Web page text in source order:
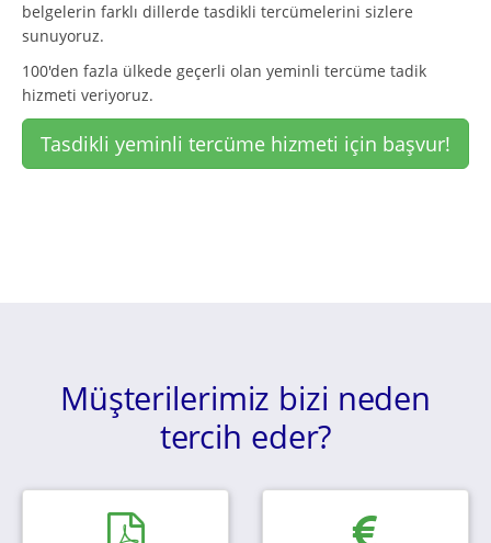
belgelerin farklı dillerde tasdikli tercümelerini sizlere
sunuyoruz.
100'den fazla ülkede geçerli olan yeminli tercüme tadik
hizmeti veriyoruz.
Tasdikli yeminli tercüme hizmeti için başvur!
Müşterilerimiz bizi neden
tercih eder?